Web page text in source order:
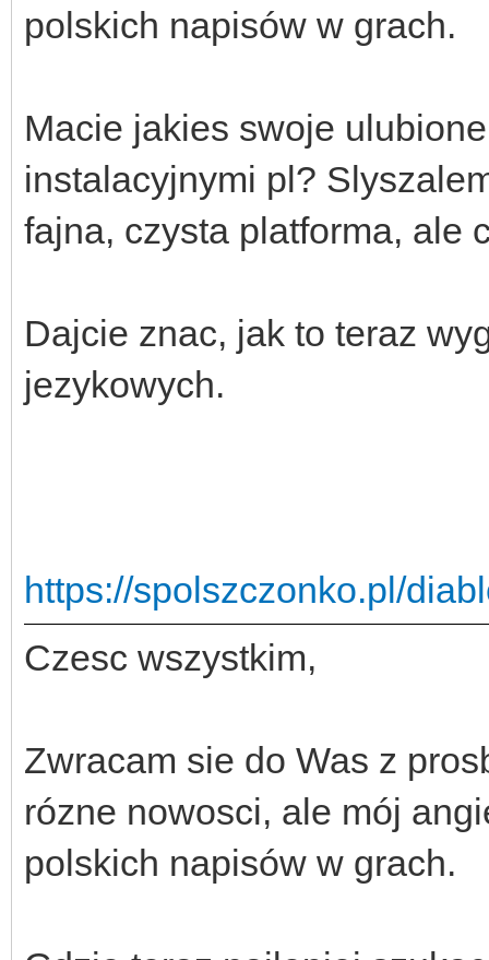
polskich napisów w grach.
Macie jakies swoje
instalacyjnymi pl?
fajna, czysta platforma, ale
Dajcie znac, jak to teraz
jezykowych.
https://spolszczonko.pl/
Czesc wszystkim,
Zwracam sie do Was z
rózne nowosci, ale mój
polskich napisów w grach.